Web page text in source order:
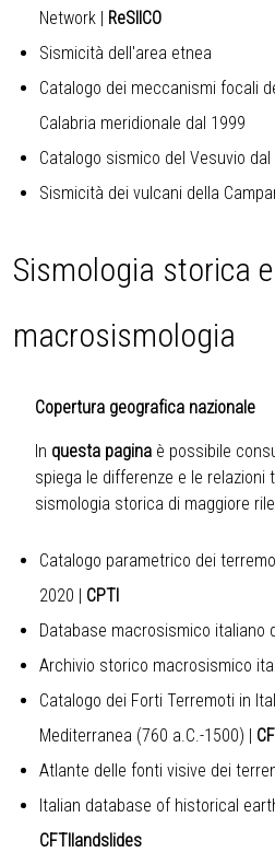
Network
ReSIICO
Sismicità dell'area etnea
Catalogo dei meccanismi focali
Calabria meridionale dal 1999
Catalogo sismico del Vesuvio dal
Sismicità dei vulcani della
Sismologia storica e
macrosismologia
Copertura geografica nazionale
In questa pagina è possibile
spiega le differenze e le relazioni
sismologia storica di maggiore
Catalogo parametrico dei
2020
CPTI
Database macrosismico italiano
Archivio storico macrosismico
Catalogo dei Forti Terremoti in
Mediterranea (760 a.C.-1500)
Atlante delle fonti visive dei
Italian database of historical
CFTIlandslides